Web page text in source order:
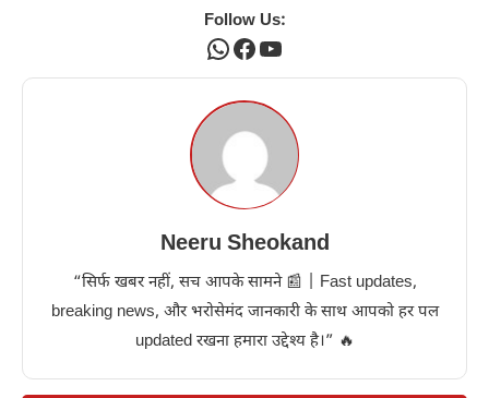
Follow Us:
WhatsApp
Facebook
YouTube
Neeru Sheokand
“सिर्फ खबर नहीं, सच आपके सामने 📰 | Fast updates,
breaking news, और भरोसेमंद जानकारी के साथ आपको हर पल
updated रखना हमारा उद्देश्य है।” 🔥